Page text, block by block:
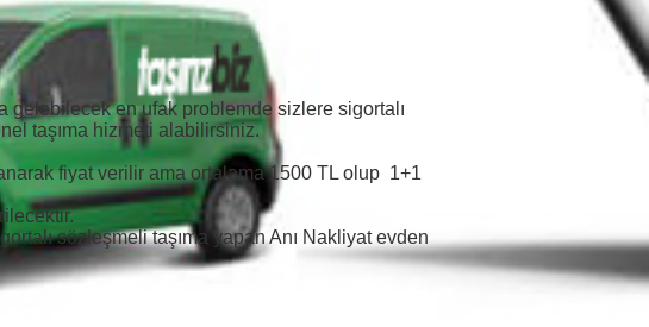
gelebilecek en ufak problemde sizlere sigortalı
taşıma hizmeti alabilirsiniz.
fiyat verilir ama ortalama 1500 TL olup 1+1
sözleşmeli taşıma yapan Anı Nakliyat evden